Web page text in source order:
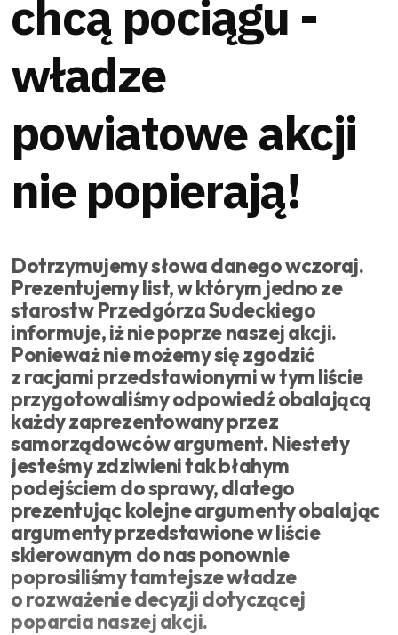
chcą pociągu -
władze
powiatowe akcji
nie popierają!
Dotrzymujemy słowa danego wczoraj.
Prezentujemy list, w którym jedno ze
starostw Przedgórza Sudeckiego
informuje, iż nie poprze naszej akcji.
Ponieważ nie możemy się zgodzić
z racjami przedstawionymi w tym liście
przygotowaliśmy odpowiedź obalającą
każdy zaprezentowany przez
samorządowców argument. Niestety
jesteśmy zdziwieni tak błahym
podejściem do sprawy, dlatego
prezentując kolejne argumenty obalając
argumenty przedstawione w liście
skierowanym do nas ponownie
poprosiliśmy tamtejsze władze
o rozważenie decyzji dotyczącej
poparcia naszej akcji.